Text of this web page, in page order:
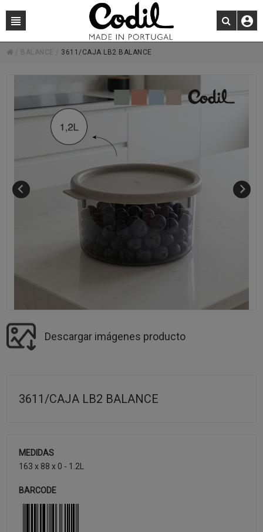
/ BALANCE / 3611/CAJA LB2 BALANCE
Descargar imágenes producto
3611/CAJA LB2 BALANCE
MEDIDAS
163 x 88 x 0 - 1.2L
BARCODE